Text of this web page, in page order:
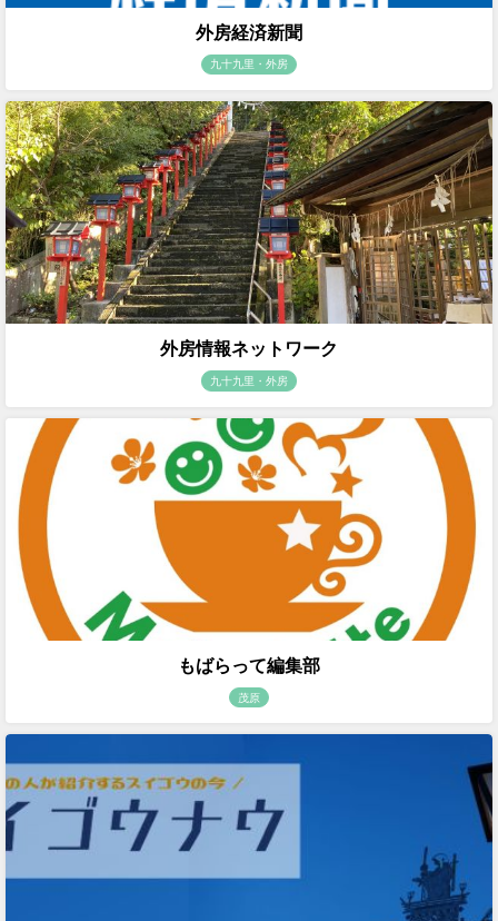
外房経済新聞
九十九里・外房
外房情報ネットワーク
九十九里・外房
もばらって編集部
茂原